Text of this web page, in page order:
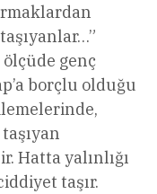
genç
borçlu olduğu
Hatta yalınlığı
taşır.